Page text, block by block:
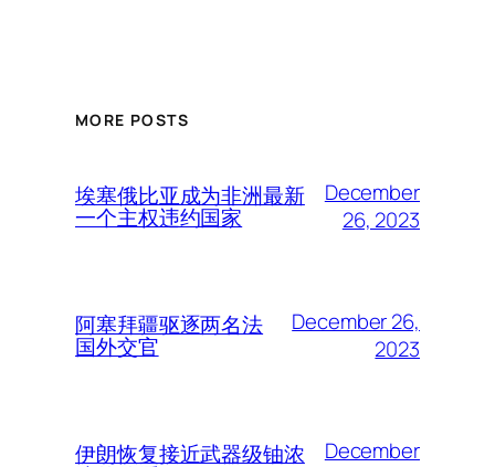
MORE POSTS
埃塞俄比亚成为非洲最新
一个主权违约国家
December
26, 2023
阿塞拜疆驱逐两名法
国外交官
December 26,
2023
伊朗恢复接近武器级铀浓
December